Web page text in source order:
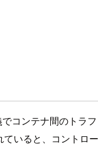
コンテナ間のトラ
ていると、コントロ